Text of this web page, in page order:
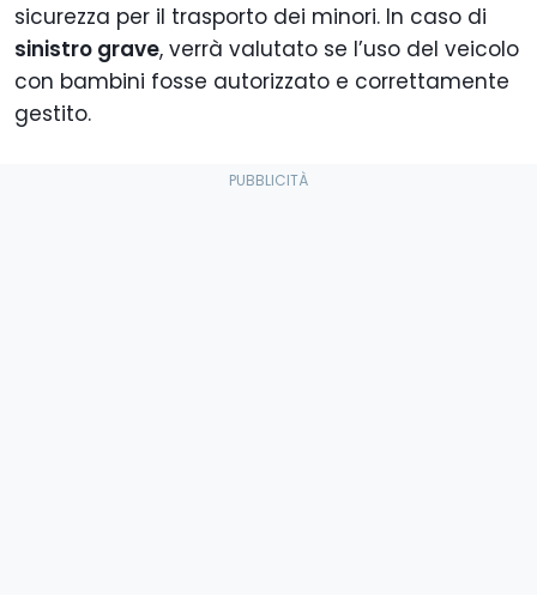
sicurezza per il trasporto dei minori. In caso di
sinistro grave, verrà valutato se l’uso del veicolo
con bambini fosse autorizzato e correttamente
gestito.